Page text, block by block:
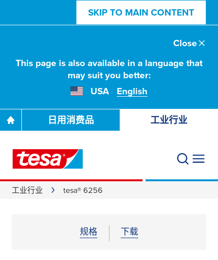
SKIP TO MAIN CONTENT
This page is also available in a language that
may suit you better:
USA
English
Close
日用消费品 工业行业
工业行业 tesa® 6256
规格 下载